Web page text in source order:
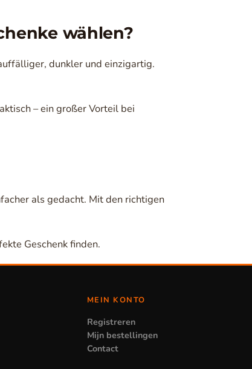
wählen?
dunkler und einzigartig.
– ein großer Vorteil bei
als gedacht. Mit den richtigen
Geschenk finden.
MEIN KONTO
Registreren
Mijn bestellingen
Contact